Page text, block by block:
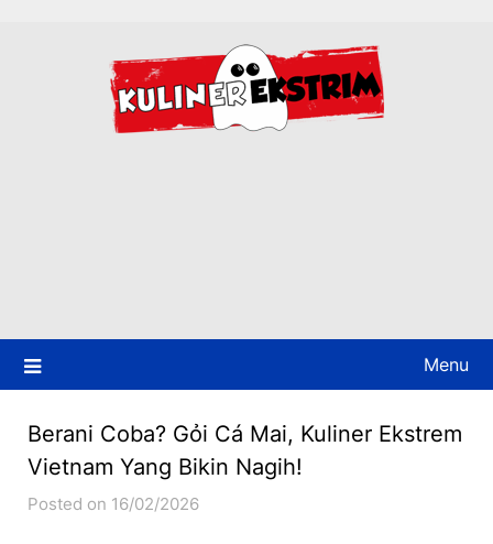
Menu
Berani Coba? Gỏi Cá Mai, Kuliner Ekstrem
Vietnam Yang Bikin Nagih!
Posted on 16/02/2026